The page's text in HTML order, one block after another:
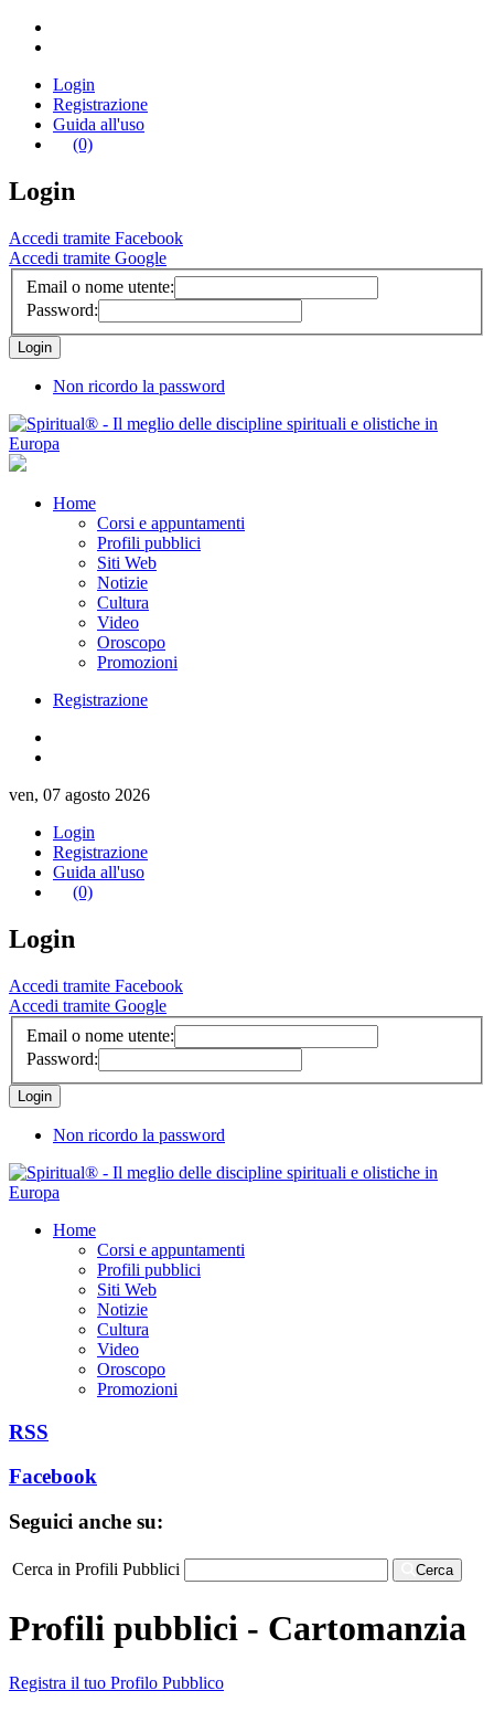
Login
Registrazione
Guida all'uso
(0)
Login
Accedi tramite Facebook
Accedi tramite Google
Email o nome utente:
Password:
Non ricordo la password
Home
Corsi e appuntamenti
Profili pubblici
Siti Web
Notizie
Cultura
Video
Oroscopo
Promozioni
Registrazione
ven, 07 agosto 2026
Login
Registrazione
Guida all'uso
(0)
Login
Accedi tramite Facebook
Accedi tramite Google
Email o nome utente:
Password:
Non ricordo la password
Home
Corsi e appuntamenti
Profili pubblici
Siti Web
Notizie
Cultura
Video
Oroscopo
Promozioni
RSS
Facebook
Seguici anche su:
Cerca in Profili Pubblici Cerca
Profili pubblici - Cartomanzia
Registra il tuo Profilo Pubblico